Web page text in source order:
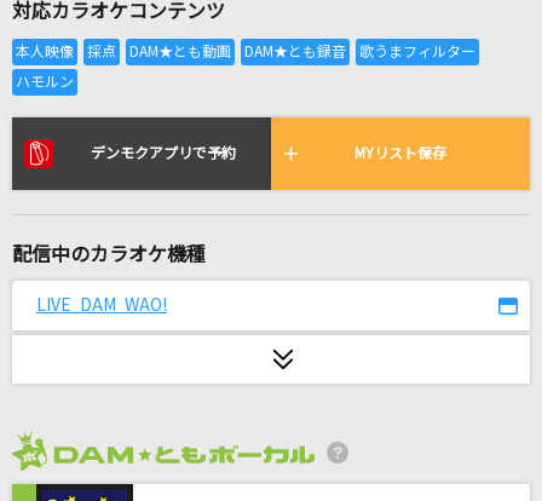
全国りれき
リアルタイムで歌われている曲の一覧
RUDE!
[生音]翼をください
赤い鳥
RADWIMPS
[生音]HOT LIMIT
対応カラオケコンテンツ
デンモクアプリで予約 MYリスト保存
配信中のカラオケ機種
LIVE DAM WAO!